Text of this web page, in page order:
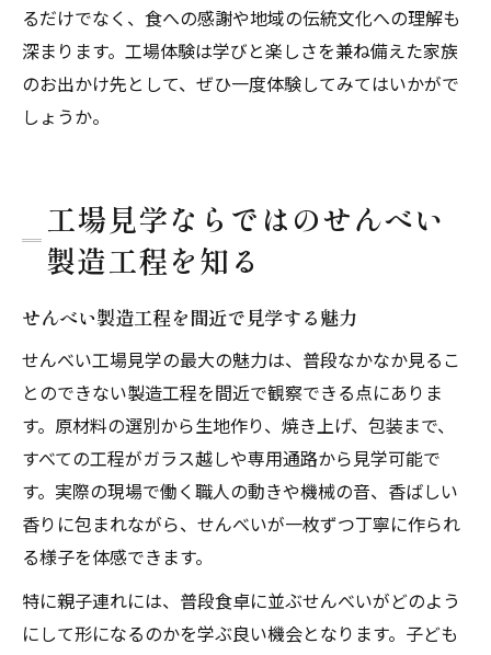
るだけでなく、食への感謝や地域の伝統文化への理解も
深まります。工場体験は学びと楽しさを兼ね備えた家族
のお出かけ先として、ぜひ一度体験してみてはいかがで
しょうか。
工場見学ならではのせんべい
製造工程を知る
せんべい製造工程を間近で見学する魅力
せんべい工場見学の最大の魅力は、普段なかなか見るこ
とのできない製造工程を間近で観察できる点にありま
す。原材料の選別から生地作り、焼き上げ、包装まで、
すべての工程がガラス越しや専用通路から見学可能で
す。実際の現場で働く職人の動きや機械の音、香ばしい
香りに包まれながら、せんべいが一枚ずつ丁寧に作られ
る様子を体感できます。
特に親子連れには、普段食卓に並ぶせんべいがどのよう
にして形になるのかを学ぶ良い機会となります。子ども